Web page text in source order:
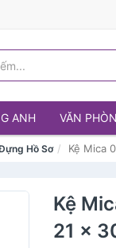
ANH VĂN
Hồ Sơ Kệ Mica
Kệ
21 x